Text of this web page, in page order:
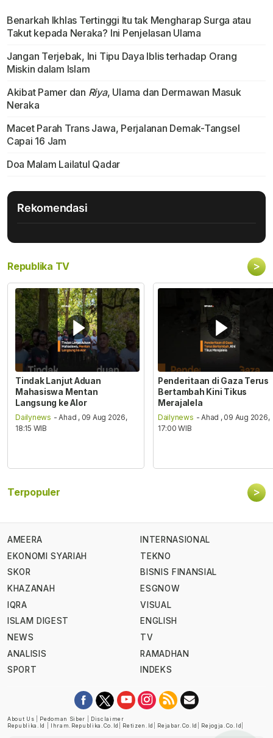
Benarkah Ikhlas Tertinggi Itu tak Mengharap Surga atau
Takut kepada Neraka? Ini Penjelasan Ulama
Jangan Terjebak, Ini Tipu Daya Iblis terhadap Orang
Miskin dalam Islam
Akibat Pamer dan Riya, Ulama dan Dermawan Masuk
Neraka
Macet Parah Trans Jawa, Perjalanan Demak-Tangsel
Capai 16 Jam
Doa Malam Lailatul Qadar
Rekomendasi
Republika TV >
Tindak Lanjut Aduan
Mahasiswa Mentan
Langsung ke Alor
Dailynews - Ahad , 09 Aug 2026,
18:15 WIB
Penderitaan di Gaza Terus
Bertambah Kini Tikus
Merajalela
Dailynews - Ahad , 09 Aug 2026,
17:00 WIB
Terpopuler >
AMEERA
EKONOMI SYARIAH
SKOR
KHAZANAH
IQRA
ISLAM DIGEST
NEWS
ANALISIS
SPORT
INTERNASIONAL
TEKNO
BISNIS FINANSIAL
ESGNOW
VISUAL
ENGLISH
TV
RAMADHAN
INDEKS
About Us Pedoman Siber
Disclaimer
Republika.id
Ihram.republika.co.id Retizen.id Rejabar.co.id Rejogja.co.id